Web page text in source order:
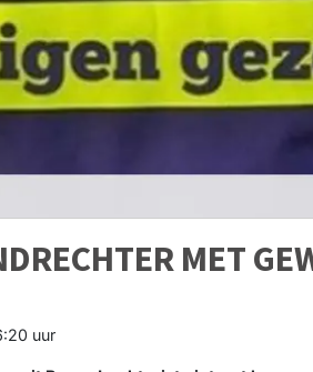
MET
uur